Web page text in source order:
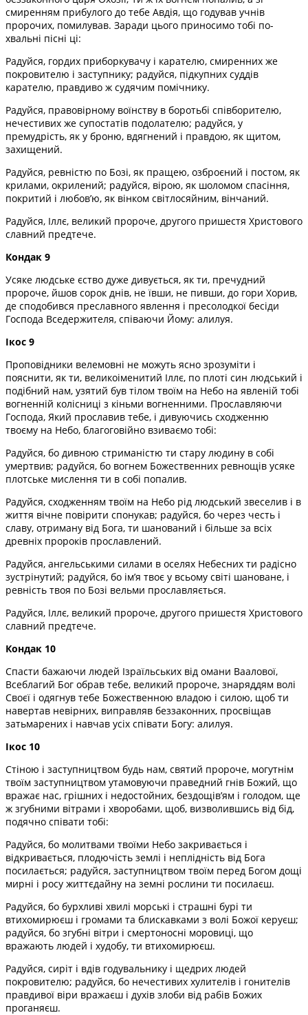
смиренням прибулого до тебе Авдія, що годував учнів
пророчих, помилував. Заради цього приносимо тобі по­
хвальні пісні ці:
Радуйся, гордих приборкувачу і карателю, смиренних же
покровителю і заступнику; радуйся, підкупних суддів
карателю, правдиво ж судячим помічнику.
Радуйся, правовірному воїнству в боротьбі співборителю,
нечестивих же супостатів подолателю; радуйся, у
премудрість, як у броню, вдягнений і правдою, як щитом,
захищений.
Радуйся, ревністю по Бозі, як пращею, озброєний і постом, як
крилами, окрилений; радуйся, вірою, як шоломом спасіння,
покритий і любов’ю, як вінком світлосяйним, вінчаний.
Радуйся, Іллє, великий пророче, другого пришестя Христового
славний предтече.
Кондак 9
Усяке людське єство дуже дивується, як ти, пречудний
пророче, йшов сорок днів, не ївши, не пивши, до гори Хорив,
де сподобився преславного явлення і пресолодкої бесіди
Господа Вседержителя, співаючи Йому: алилуя.
Ікос 9
Проповідники велемовні не можуть ясно зрозуміти і
пояснити, як ти, великоіменитий Іллє, по плоті син людський і
подібний нам, узятий був тілом твоїм на Небо на явленій тобі
вогненній колісниці з кіньми вогненними. Прославляючи
Господа, Який прославив тебе, і дивуючись сходженню
твоєму на Небо, благоговійно взиваємо тобі:
Радуйся, бо дивною стриманістю ти стару людину в собі
умертвив; радуйся, бо вогнем Божественних ревнощів усяке
плотське мислення ти в собі попалив.
Радуйся, сходженням твоїм на Небо рід людський звеселив і в
життя вічне повірити спонукав; радуйся, бо через честь і
славу, отриману від Бога, ти шанований і більше за всіх
древніх пророків прославлений.
Радуйся, ангельськими силами в оселях Небесних ти радісно
зустрінутий; радуйся, бо ім’я твоє у всьому світі шановане, і
ревність твоя по Бозі вельми прославляється.
Радуйся, Іллє, великий пророче, другого пришестя Христового
славний предтече.
Кондак 10
Спасти бажаючи людей Ізраїльських від омани Ваалової,
Всеблагий Бог обрав тебе, великий пророче, знаряддям волі
Своєї і одягнув тебе Божественною владою і силою, щоб ти
навертав невірних, виправляв беззаконних, просвіщав
затьмарених і навчав усіх співати Богу: алилуя.
Ікос 10
Стіною і заступництвом будь нам, святий пророче, могутнім
твоїм заступництвом утамовуючи праведний гнів Божий, що
вражає нас, грішних і недостойних, бездощів’ям і голодом, ще
ж згубними вітрами і хворобами, щоб, визволившись від бід,
подячно співати тобі:
Радуйся, бо молитвами твоїми Небо закривається і
відкривається, плодючість землі і неплідність від Бога
посилається; радуйся, заступництвом твоїм перед Богом дощі
мирні і росу життєдайну на земні рослини ти посилаєш.
Радуйся, бо бурхливі хвилі морські і страшні бурі ти
втихомирюєш і громами та блискавками з волі Божої керуєш;
радуйся, бо згубні вітри і смертоносні моровиці, що
вражають людей і худобу, ти втихомирюєш.
Радуйся, сиріт і вдів годувальнику і щедрих людей
покровителю; радуйся, бо нечестивих хулителів і гонителів
правдивої віри вражаєш і духів злоби від рабів Божих
проганяєш.